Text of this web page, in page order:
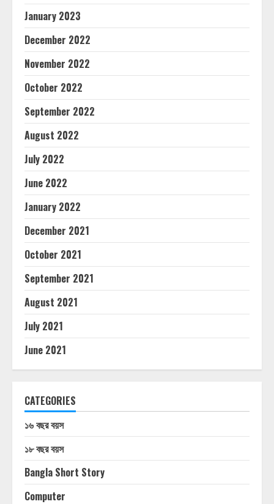
January 2023
December 2022
November 2022
October 2022
September 2022
August 2022
July 2022
June 2022
January 2022
December 2021
October 2021
September 2021
August 2021
July 2021
June 2021
CATEGORIES
১৬ বছর বয়স
১৮ বছর বয়স
Bangla Short Story
Computer